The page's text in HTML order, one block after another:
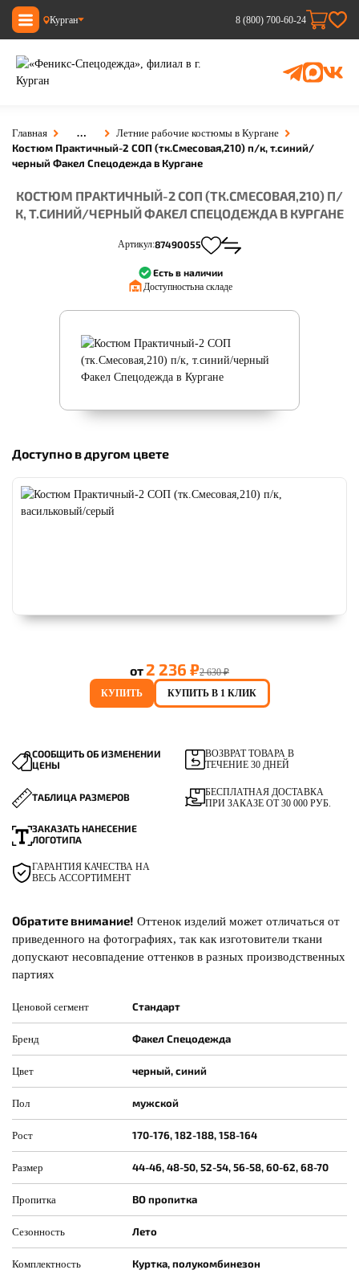
Курган 8 (800) 700-60-24
Главная … Летние рабочие костюмы в Кургане
Костюм Практичный-2 СОП (тк.Смесовая,210) п/к, т.синий/
черный Факел Спецодежда в Кургане
КОСТЮМ ПРАКТИЧНЫЙ-2 СОП (ТК.СМЕСОВАЯ,210) П/
К, Т.СИНИЙ/ЧЕРНЫЙ ФАКЕЛ СПЕЦОДЕЖДА В КУРГАНЕ
Артикул:87490055
Есть в наличии
Доступность:на складе
Доступно в другом цвете
от2 236 ₽2 630 ₽
КУПИТЬ
КУПИТЬ В 1 КЛИК
СООБЩИТЬ ОБ ИЗМЕНЕНИИ
ЦЕНЫ
ВОЗВРАТ ТОВАРА В
ТЕЧЕНИЕ 30 ДНЕЙ
ТАБЛИЦА РАЗМЕРОВ
ЗАКАЗАТЬ НАНЕСЕНИЕ
ЛОГОТИПА
ГАРАНТИЯ КАЧЕСТВА НА
ВЕСЬ АССОРТИМЕНТ
БЕСПЛАТНАЯ ДОСТАВКА
ПРИ ЗАКАЗЕ ОТ 30 000 РУБ.
Обратите внимание! Оттенок изделий может отличаться от
приведенного на фотографиях, так как изготовители ткани
допускают несовпадение оттенков в разных производственных
партиях
Ценовой сегмент Стандарт
Бренд Факел Спецодежда
Цвет черный, синий
Пол мужской
Рост 170-176, 182-188, 158-164
Размер 44-46, 48-50, 52-54, 56-58, 60-62, 68-70
Пропитка ВО пропитка
Сезонность Лето
Комплектность Куртка, полукомбинезон